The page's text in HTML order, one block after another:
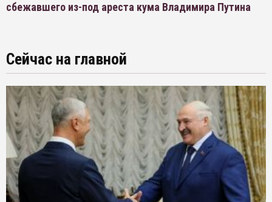
сбежавшего из-под ареста кума Владимира Путина
Сейчас на главной